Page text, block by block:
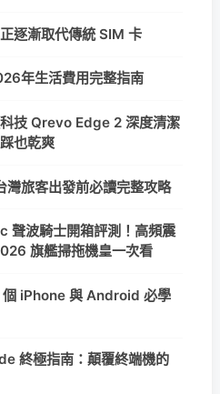
逐漸取代傳統 SIM 卡
年生活費用完整指南
技 Qrevo Edge 2 深度清潔
也乾爽
旅客出發前必讀完整攻略
聲波騎士開箱評測！高頻震
旗艦掃拖機皇一次看
iPhone 與 Android 必學
終極指南：顛覆終端機的